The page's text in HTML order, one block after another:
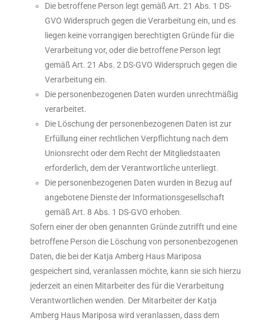
Die betroffene Person legt gemäß Art. 21 Abs. 1 DS-
GVO Widerspruch gegen die Verarbeitung ein, und es
liegen keine vorrangigen berechtigten Gründe für die
Verarbeitung vor, oder die betroffene Person legt
gemäß Art. 21 Abs. 2 DS-GVO Widerspruch gegen die
Verarbeitung ein.
Die personenbezogenen Daten wurden unrechtmäßig
verarbeitet.
Die Löschung der personenbezogenen Daten ist zur
Erfüllung einer rechtlichen Verpflichtung nach dem
Unionsrecht oder dem Recht der Mitgliedstaaten
erforderlich, dem der Verantwortliche unterliegt.
Die personenbezogenen Daten wurden in Bezug auf
angebotene Dienste der Informationsgesellschaft
gemäß Art. 8 Abs. 1 DS-GVO erhoben.
Sofern einer der oben genannten Gründe zutrifft und eine
betroffene Person die Löschung von personenbezogenen
Daten, die bei der Katja Amberg Haus Mariposa
gespeichert sind, veranlassen möchte, kann sie sich hierzu
jederzeit an einen Mitarbeiter des für die Verarbeitung
Verantwortlichen wenden. Der Mitarbeiter der Katja
Amberg Haus Mariposa wird veranlassen, dass dem